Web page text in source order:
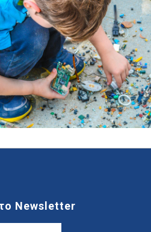
Newsletter